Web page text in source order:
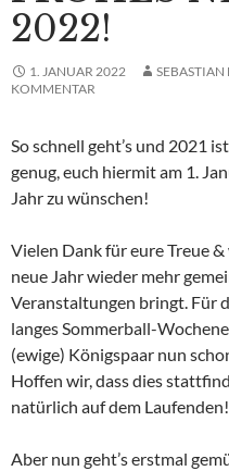
2022!
1. JANUAR 2022 SEBASTIAN
KOMMENTAR
So schnell geht’s und 2021
genug, euch hiermit am 1.
Jahr zu wünschen!
Vielen Dank für eure Treue
neue Jahr wieder mehr
Veranstaltungen bringt. Für
langes Sommerball-
(ewige) Königspaar nun
Hoffen wir, dass dies
natürlich auf dem Laufenden!
Aber nun geht’s erstmal